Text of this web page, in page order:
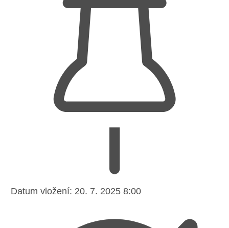
Datum vložení: 20. 7. 2025 8:00